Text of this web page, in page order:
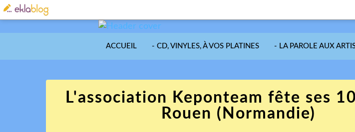
ACCUEIL - CD, VINYLES, À VOS PLATINES - LA PAROLE AUX
L'association Keponteam fête ses
Rouen (Normandie)